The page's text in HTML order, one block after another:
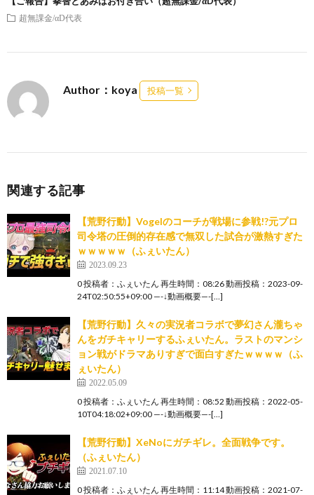
超無課金/αD代表
Author：koya 投稿一覧
関連する記事
【荒野行動】Vogelのコーチが戦場に参戦!?元プロ
司令塔の圧倒的存在感で無双した試合が激熱すぎた
ｗｗｗｗｗ（ふぇいたん）
2023.09.23
0 投稿者：ふぇいたん 再生時間：08:26 動画投稿：2023-09-
24T02:50:55+09:00 —-↓動画概要—-[…]
【荒野行動】久々の実況者コラボで夢幻さん瀧ちゃ
んをガチキャリーするふぇいたん。ラストのマンシ
ョン戦がドラマありすぎで面白すぎたｗｗｗｗ（ふ
ぇいたん）
2022.05.09
0 投稿者：ふぇいたん 再生時間：08:52 動画投稿：2022-05-
10T04:18:02+09:00 —-↓動画概要—-[…]
【荒野行動】XeNoにガチギレ。全面戦争です。
（ふぇいたん）
2021.07.10
0 投稿者：ふぇいたん 再生時間：11:14 動画投稿：2021-07-